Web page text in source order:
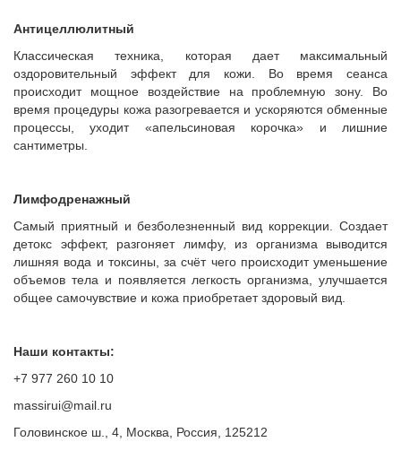
Антицеллюлитный
Классическая техника, которая дает максимальный
оздоровительный эффект для кожи. Во время сеанса
происходит мощное воздействие на проблемную зону. Во
время процедуры кожа разогревается и ускоряются обменные
процессы, уходит «апельсиновая корочка» и лишние
сантиметры.
Лимфодренажный
Самый приятный и безболезненный вид коррекции. Создает
детокс эффект, разгоняет лимфу, из организма выводится
лишняя вода и токсины, за счёт чего происходит уменьшение
объемов тела и появляется легкость организма, улучшается
общее самочувствие и кожа приобретает здоровый вид.
Наши контакты:
+7 977 260 10 10
massirui@mail.ru
Головинское ш., 4, Москва, Россия, 125212